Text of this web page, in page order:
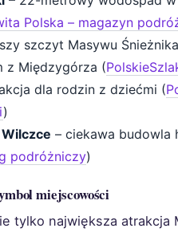
Polska – magazyn
szczyt Masywu
z Międzygórza (
dla rodzin z dziećmi (
)
– ciekawa budowla
podróżniczy)
miejscowości
tylko największa atrakcja